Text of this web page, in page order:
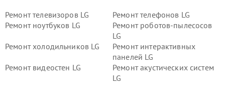
Ремонт телевизоров LG
Ремонт телефонов LG
Ремонт ноутбуков LG
Ремонт роботов-пылесосов
LG
Ремонт холодильников LG
Ремонт интерактивных
панелей LG
Ремонт видеостен LG
Ремонт акустических систем
LG